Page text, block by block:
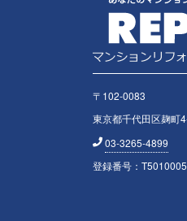
〒102-0083
東京都千代田区麹町
03-3265-4899
登録番号：